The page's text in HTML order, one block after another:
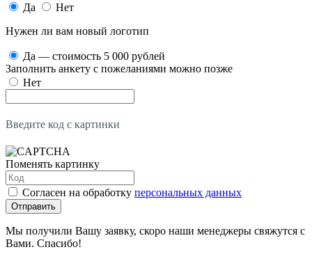
Да
Нет
Нужен ли вам новый логотип
Да — стоимость 5 000 рублей
Заполнить анкету с пожеланиями можно позже
Нет
Введите код с картинки
Поменять картинку
Согласен на обработку персональных данных
Отправить
Мы получили Вашу заявку, скоро наши менеджеры свяжутся с
Вами. Спасибо!